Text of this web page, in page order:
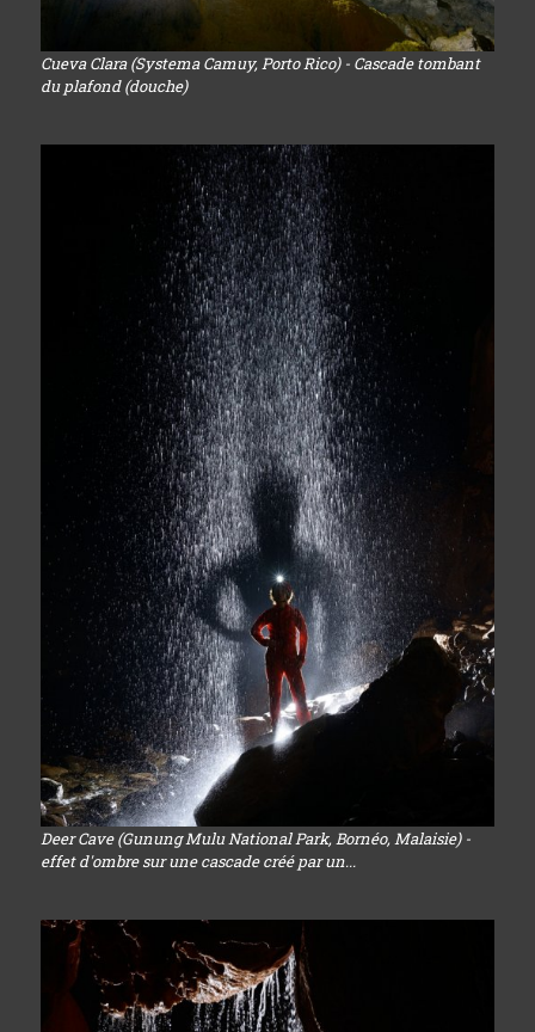
Cueva Clara (Systema Camuy, Porto Rico) - Cascade tombant
du plafond (douche)
Deer Cave (Gunung Mulu National Park, Bornéo, Malaisie) -
effet d'ombre sur une cascade créé par un...